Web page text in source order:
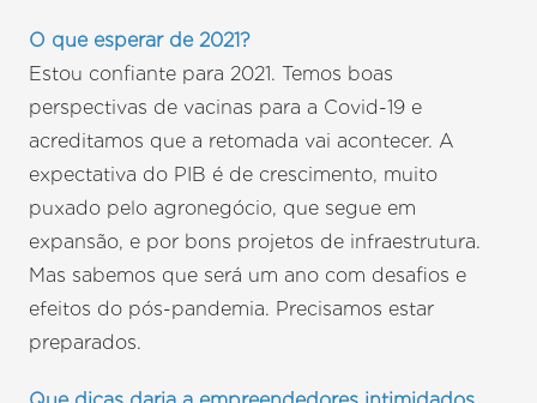
O que esperar de 2021?
Estou confiante para 2021. Temos boas
perspectivas de vacinas para a Covid-19 e
acreditamos que a retomada vai acontecer. A
expectativa do PIB é de crescimento, muito
puxado pelo agronegócio, que segue em
expansão, e por bons projetos de infraestrutura.
Mas sabemos que será um ano com desafios e
efeitos do pós-pandemia. Precisamos estar
preparados.